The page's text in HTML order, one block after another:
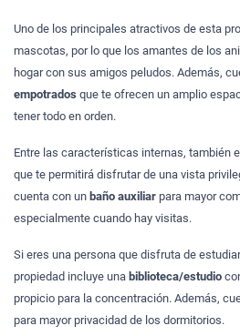
Uno de los principales atractivos de esta
mascotas, por lo que los amantes de los
hogar con sus amigos peludos. Además,
empotrados que te ofrecen un amplio
tener todo en orden.
Entre las características internas, también
que te permitirá disfrutar de una vista
cuenta con un baño auxiliar para mayor
especialmente cuando hay visitas.
Si eres una persona que disfruta de
propiedad incluye una biblioteca/estudio
propicio para la concentración. Además,
para mayor privacidad de los dormitorios.